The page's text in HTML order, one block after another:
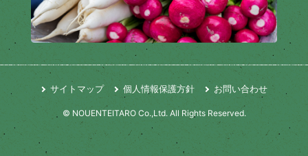
サイトマップ 個人情報保護方針 お問い合わせ
© NOUENTEITARO Co.,Ltd. All Rights Reserved.